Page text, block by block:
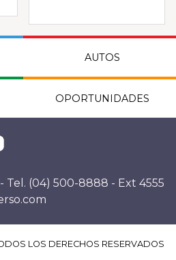
AUTOS
OPORTUNIDADES
Tel. (04) 500-8888 - Ext 4555
LOS DERECHOS RESERVADOS